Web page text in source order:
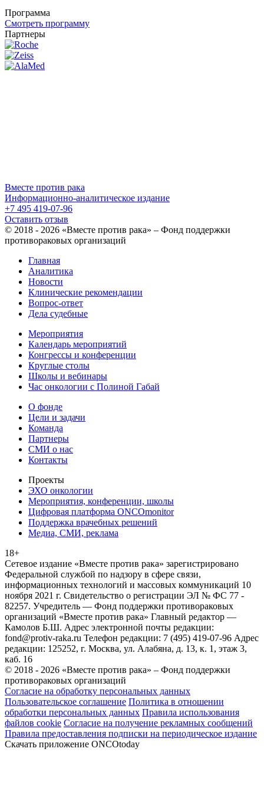
Программа
Смотреть программу
Партнеры
Вместе против рака
Информационно-аналитическое издание
+7 495 419-07-96
Оставить отзыв
© 2018 - 2026 «Вместе против рака» – Фонд поддержки
противораковых организаций
Главная
Аналитика
Новости
Клинические рекомендации
Вопрос-ответ
Дела судебные
Мероприятия
Календарь мероприятий
Конгрессы и конференции
Круглые столы
Школы и вебинары
Час онкологии с Полиной Габай
О фонде
Цели и задачи
Команда
Партнеры
СМИ о нас
Контакты
Проекты
ЭХО онкологии
Мероприятия, конференции, школы
Цифровая платформа ONCOmonitor
Поддержка врачебных решений
Медиа, СМИ, реклама
18+
Сетевое издание «Вместе против рака» зарегистрировано
Федеральной службой по надзору в сфере связи,
информационных технологий и массовых коммуникаций 10
ноября 2021 г. Свидетельство о регистрации ЭЛ № ФС 77 -
82257. Учредитель — Фонд поддержки противораковых
организаций «Вместе против рака» Главный редактор —
Камолов Б.Ш. Адрес электронной почты редакции:
fond@protiv-raka.ru Телефон редакции: 7 (495) 419-07-96 Адрес
редакции: 125252, г. Москва, ул. Алабяна, д. 13, к. 1, этаж 3,
каб. 16
© 2018 - 2026 «Вместе против рака» – Фонд поддержки
противораковых организаций
Согласие на обработку персональных данных
Пользовательское соглашение Политика в отношении
обработки персональных данных Правила использования
файлов cookie Согласие на получение рекламных сообщений
Правила предоставления подписки на периодическое издание
Скачать приложение ONCOtoday